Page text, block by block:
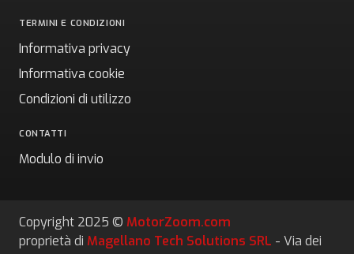
TERMINI E CONDIZIONI
Informativa privacy
Informativa cookie
Condizioni di utilizzo
CONTATTI
Modulo di invio
Copyright 2025 © MotorZoom.com
proprietà di Magellano Tech Solutions SRL - Via dei